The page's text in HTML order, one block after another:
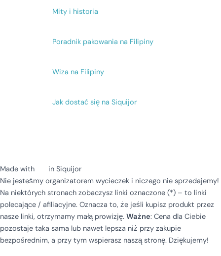
Mity i historia
Poradnik pakowania na Filipiny
Wiza na Filipiny
Jak dostać się na Siquijor
Made with
in Siquijor
Nie jesteśmy organizatorem wycieczek i niczego nie sprzedajemy!
Na niektórych stronach zobaczysz linki oznaczone (*) – to linki
polecające / afiliacyjne. Oznacza to, że jeśli kupisz produkt przez
nasze linki, otrzymamy małą prowizję. Ważne: Cena dla Ciebie
pozostaje taka sama lub nawet lepsza niż przy zakupie
bezpośrednim, a przy tym wspierasz naszą stronę. Dziękujemy!